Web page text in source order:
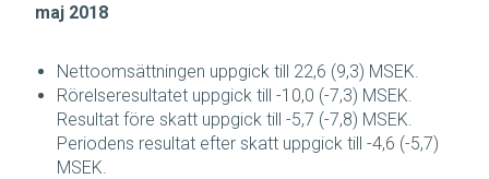
maj 2018
Nettoomsättningen uppgick till 22,6 (9,3) MSEK.
Rörelseresultatet uppgick till -10,0 (-7,3) MSEK.
Resultat före skatt uppgick till -5,7 (-7,8) MSEK.
Periodens resultat efter skatt uppgick till -4,6 (-5,7)
MSEK.